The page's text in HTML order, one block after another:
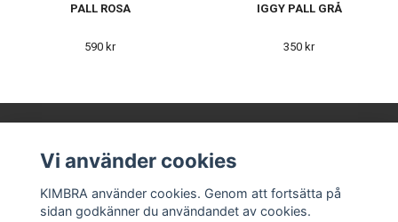
PALL ROSA
590 kr
IGGY PALL GRÅ
350 kr
KIMBRA AB
Våra leverantörer
Vi använder cookies
KIMBRA använder cookies. Genom att fortsätta på
sidan godkänner du användandet av cookies.